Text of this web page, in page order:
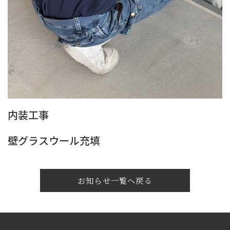
内装工事
壁グラスウール充填
お知らせ一覧へ戻る